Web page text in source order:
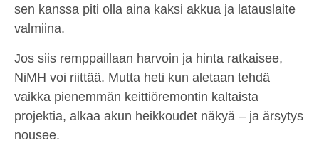
sen kanssa piti olla aina kaksi akkua ja latauslaite
valmiina.
Jos siis remppaillaan harvoin ja hinta ratkaisee,
NiMH voi riittää. Mutta heti kun aletaan tehdä
vaikka pienemmän keittiöremontin kaltaista
projektia, alkaa akun heikkoudet näkyä – ja ärsytys
nousee.